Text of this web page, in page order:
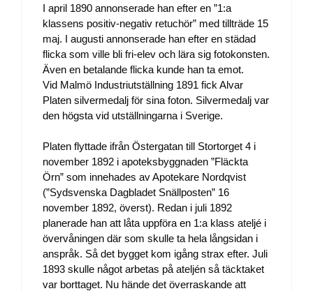
I april 1890 annonserade han efter en ”1:a
klassens positiv-negativ retuchör” med tillträde 15
maj. I augusti annonserade han efter en städad
flicka som ville bli fri-elev och lära sig fotokonsten.
Även en betalande flicka kunde han ta emot.
Vid Malmö Industriutställning 1891 fick Alvar
Platen silvermedalj för sina foton. Silvermedalj var
den högsta vid utställningarna i Sverige.
Platen flyttade ifrån Östergatan till Stortorget 4 i
november 1892 i apoteksbyggnaden ”Fläckta
Örn” som innehades av Apotekare Nordqvist
(”Sydsvenska Dagbladet Snällposten” 16
november 1892, överst). Redan i juli 1892
planerade han att låta uppföra en 1:a klass ateljé i
övervåningen där som skulle ta hela långsidan i
anspråk. Så det bygget kom igång strax efter. Juli
1893 skulle något arbetas på ateljén så täcktaket
var borttaget. Nu hände det överraskande att